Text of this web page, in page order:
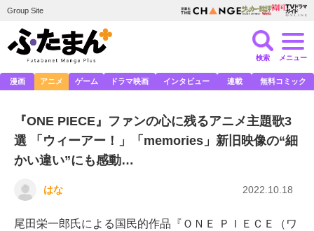
Group Site
検索 メニュー
漫画 アニメ ゲーム ドラマ映画 インタビュー 連載 無料コミック
『ONE PIECE』ファンの心に残るアニメ主題歌3
選 「ウィーアー！」「memories」新旧映像の“細
かい違い”にも感動…
はな 2022.10.18
尾田栄一郎氏による国民的作品『ＯＮＥ ＰＩＥＣＥ（ワ